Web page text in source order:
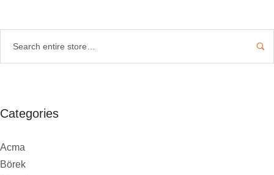
Categories
Acma
Börek